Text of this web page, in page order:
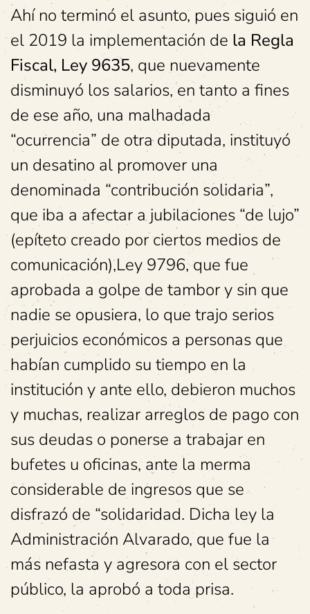
Ahí no terminó el asunto, pues siguió en
el 2019 la implementación de la Regla
Fiscal, Ley 9635, que nuevamente
disminuyó los salarios, en tanto a fines
de ese año, una malhadada
“ocurrencia” de otra diputada, instituyó
un desatino al promover una
denominada “contribución solidaria”,
que iba a afectar a jubilaciones “de lujo”
(epíteto creado por ciertos medios de
comunicación),Ley 9796, que fue
aprobada a golpe de tambor y sin que
nadie se opusiera, lo que trajo serios
perjuicios económicos a personas que
habían cumplido su tiempo en la
institución y ante ello, debieron muchos
y muchas, realizar arreglos de pago con
sus deudas o ponerse a trabajar en
bufetes u oficinas, ante la merma
considerable de ingresos que se
disfrazó de “solidaridad. Dicha ley la
Administración Alvarado, que fue la
más nefasta y agresora con el sector
público, la aprobó a toda prisa.